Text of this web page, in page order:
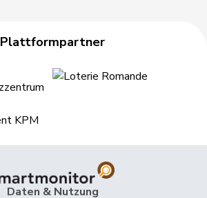
Plattformpartner
Daten & Nutzung